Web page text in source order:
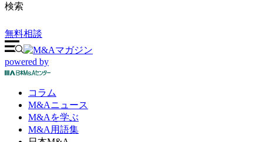
検索
無料相談
powered by
コラム
M&Aニュース
M&Aを学ぶ
M&A 用語集